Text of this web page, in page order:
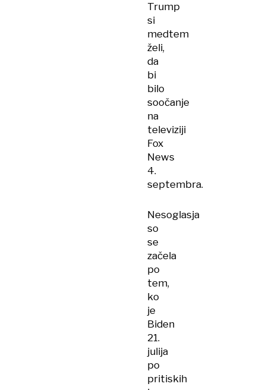
Trump
si
medtem
želi,
da
bi
bilo
soočanje
na
televiziji
Fox
News
4.
septembra.
Nesoglasja
so
se
začela
po
tem,
ko
je
Biden
21.
julija
po
pritiskih